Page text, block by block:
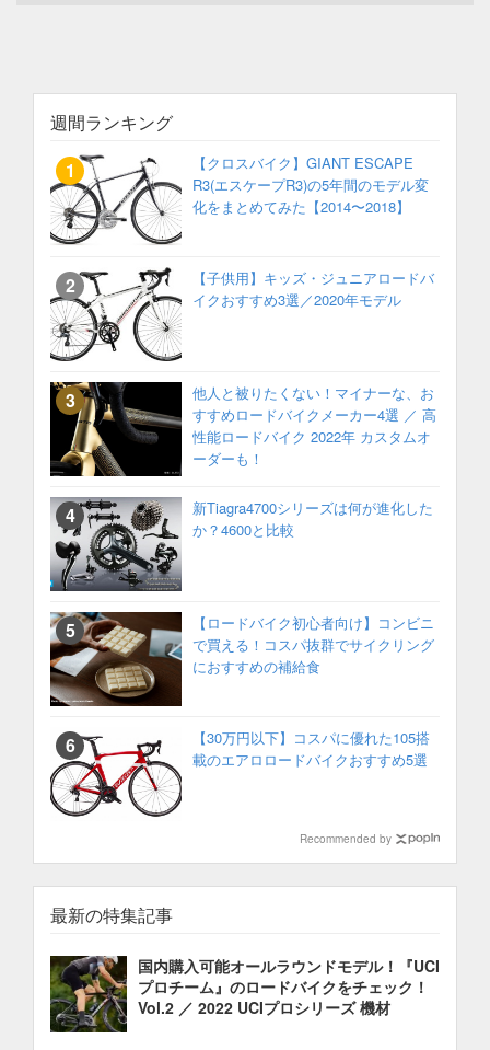
週間ランキング
【クロスバイク】GIANT ESCAPE
R3(エスケープR3)の5年間のモデル変
化をまとめてみた【2014〜2018】
【子供用】キッズ・ジュニアロードバ
イクおすすめ3選／2020年モデル
他人と被りたくない！マイナーな、お
すすめロードバイクメーカー4選 ／ 高
性能ロードバイク 2022年 カスタムオ
ーダーも！
新Tiagra4700シリーズは何が進化した
か？4600と比較
【ロードバイク初心者向け】コンビニ
で買える！コスパ抜群でサイクリング
におすすめの補給食
【30万円以下】コスパに優れた105搭
載のエアロロードバイクおすすめ5選
Recommended by
最新の特集記事
国内購入可能オールラウンドモデル！『UCI
プロチーム』のロードバイクをチェック！
Vol.2 ／ 2022 UCIプロシリーズ 機材